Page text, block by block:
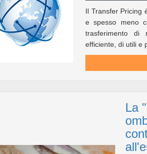
Il Transfer Pricing
e spesso meno
trasferimento di
efficiente, di utili e
La